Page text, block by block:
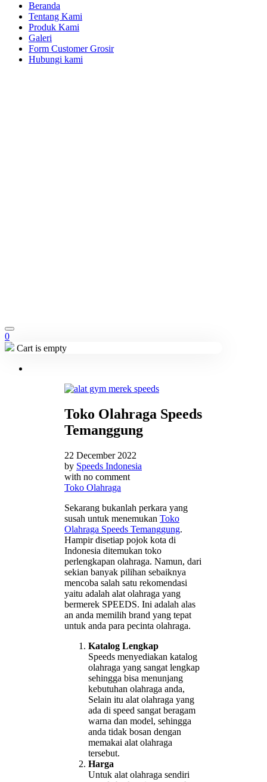
Beranda
Tentang Kami
Produk Kami
Galeri
Form Customer Grosir
Hubungi kami
0
Cart is empty
Toko Olahraga Speeds
Temanggung
22 December 2022
by Speeds Indonesia
with no comment
Toko Olahraga
Sekarang bukanlah perkara yang
susah untuk menemukan Toko
Olahraga Speeds Temanggung.
Hampir disetiap pojok kota di
Indonesia ditemukan toko
perlengkapan olahraga. Namun, dari
sekian banyak pilihan sebaiknya
mencoba salah satu rekomendasi
yaitu adalah alat olahraga yang
bermerek SPEEDS. Ini adalah alas
an anda memilih brand yang tepat
untuk anda para pecinta olahraga.
Katalog Lengkap
Speeds menyediakan katalog
olahraga yang sangat lengkap
sehingga bisa menunjang
kebutuhan olahraga anda,
Selain itu alat olahraga yang
ada di speed sangat beragam
warna dan model, sehingga
anda tidak bosan dengan
memakai alat olahraga
tersebut.
Harga
Untuk alat olahraga sendiri